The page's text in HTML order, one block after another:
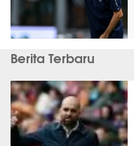
Berita Terbaru